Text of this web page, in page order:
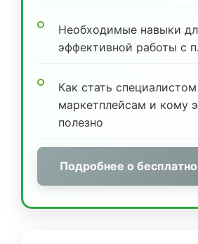
Необходимые навыки
эффективной работы с
Как стать
маркетплейсам и кому
полезно
Подробнее о